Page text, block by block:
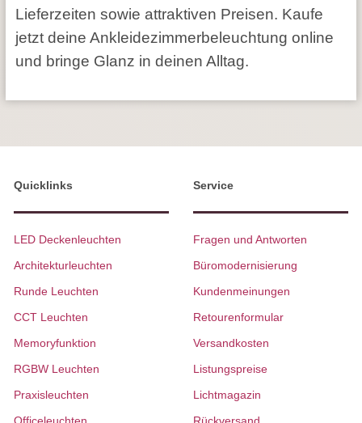
Lieferzeiten sowie attraktiven Preisen. Kaufe
jetzt deine Ankleidezimmerbeleuchtung online
und bringe Glanz in deinen Alltag.
Quicklinks
LED Deckenleuchten
Architekturleuchten
Runde Leuchten
CCT Leuchten
Memoryfunktion
RGBW Leuchten
Praxisleuchten
Service
Fragen und Antworten
Büromodernisierung
Kundenmeinungen
Retourenformular
Versandkosten
Listungspreise
Lichtmagazin